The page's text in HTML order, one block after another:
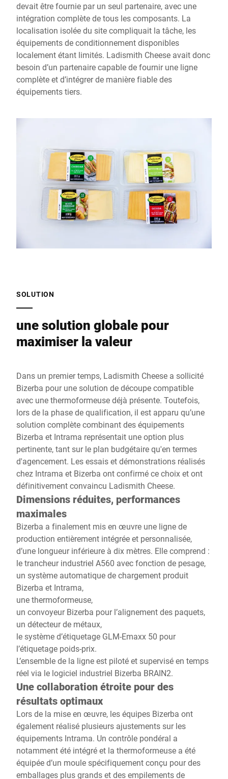
devait être fournie par un seul partenaire, avec une
intégration complète de tous les composants. La
localisation isolée du site compliquait la tâche, les
équipements de conditionnement disponibles
localement étant limités. Ladismith Cheese avait donc
besoin d’un partenaire capable de fournir une ligne
complète et d’intégrer de manière fiable des
équipements tiers.
SOLUTION
une solution globale pour
maximiser la valeur
Dans un premier temps, Ladismith Cheese a sollicité
Bizerba pour une solution de découpe compatible
avec une thermoformeuse déjà présente. Toutefois,
lors de la phase de qualification, il est apparu qu’une
solution complète combinant des équipements
Bizerba et Intrama représentait une option plus
pertinente, tant sur le plan budgétaire qu'en termes
d'agencement. Les essais et démonstrations réalisés
chez Intrama et Bizerba ont confirmé ce choix et ont
définitivement convaincu Ladismith Cheese.
Dimensions réduites, performances
maximales
Bizerba a finalement mis en œuvre une ligne de
production entièrement intégrée et personnalisée,
d’une longueur inférieure à dix mètres. Elle comprend :
le trancheur industriel A560 avec fonction de pesage,
un système automatique de chargement produit
Bizerba et Intrama,
une thermoformeuse,
un convoyeur Bizerba pour l’alignement des paquets,
un détecteur de métaux,
le système d’étiquetage GLM-Emaxx 50 pour
l’étiquetage poids-prix.
L’ensemble de la ligne est piloté et supervisé en temps
réel via le logiciel industriel Bizerba BRAIN2.
Une collaboration étroite pour des
résultats optimaux
Lors de la mise en œuvre, les équipes Bizerba ont
également réalisé plusieurs ajustements sur les
équipements Intrama. Un contrôle pondéral a
notamment été intégré et la thermoformeuse a été
équipée d’un moule spécifiquement conçu pour des
emballages plus grands et des empilements de